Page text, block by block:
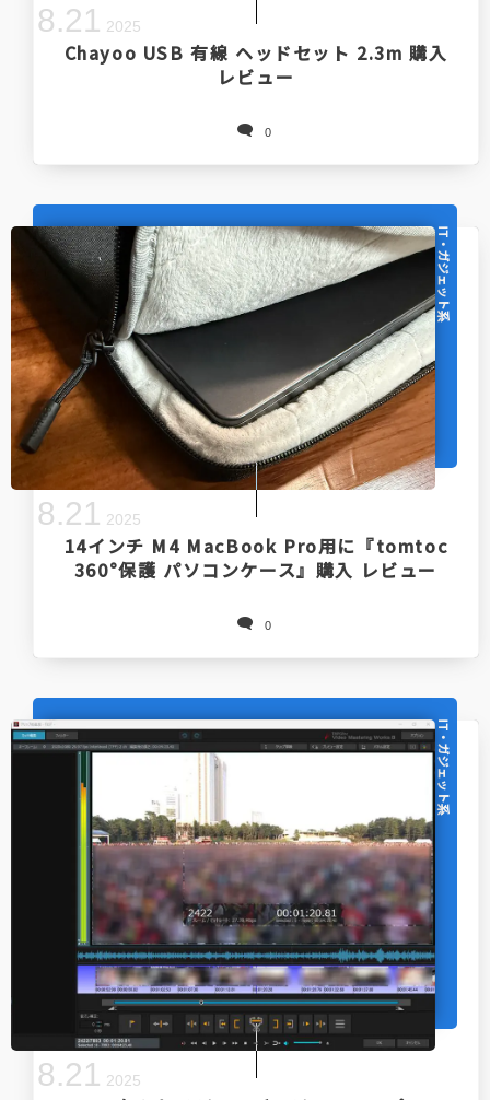
Chayoo USB 有線 ヘッドセット 2.3m 購入
レビュー
0
8.21 2025
IT・ガジェット系
14インチ M4 MacBook Pro用に『tomtoc
360°保護 パソコンケース』購入 レビュー
0
8.21 2025
IT・ガジェット系
8.21 2025